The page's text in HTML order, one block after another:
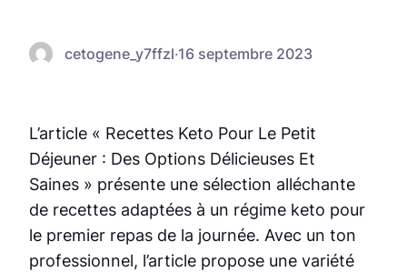
cetogene_y7ffzl·16 septembre 2023
L’article « Recettes Keto Pour Le Petit
Déjeuner : Des Options Délicieuses Et
Saines » présente une sélection alléchante
de recettes adaptées à un régime keto pour
le premier repas de la journée. Avec un ton
professionnel, l’article propose une variété